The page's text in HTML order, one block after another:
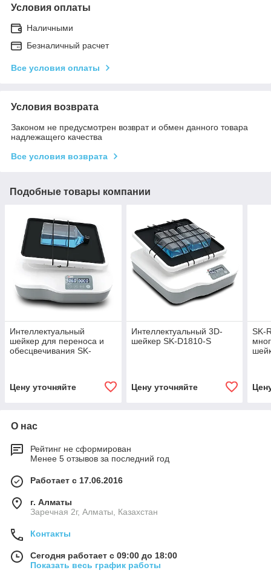
Условия оплаты
Наличными
Безналичный расчет
Все условия оплаты
Условия возврата
Законом не предусмотрен возврат и обмен данного товара
надлежащего качества
Все условия возврата
Подобные товары компании
Интеллектуальный
шейкер для переноса и
обесцвечивания SK-
Цену уточняйте
Интеллектуальный 3D-
шейкер SK-D1810-S
Цену уточняйте
SK-
О нас
Рейтинг не сформирован
Менее 5 отзывов за последний год
Работает с 17.06.2016
г. Алматы
Заречная 2г, Алматы, Казахстан
Контакты
Сегодня работает с 09:00 до 18:00
Показать весь график работы